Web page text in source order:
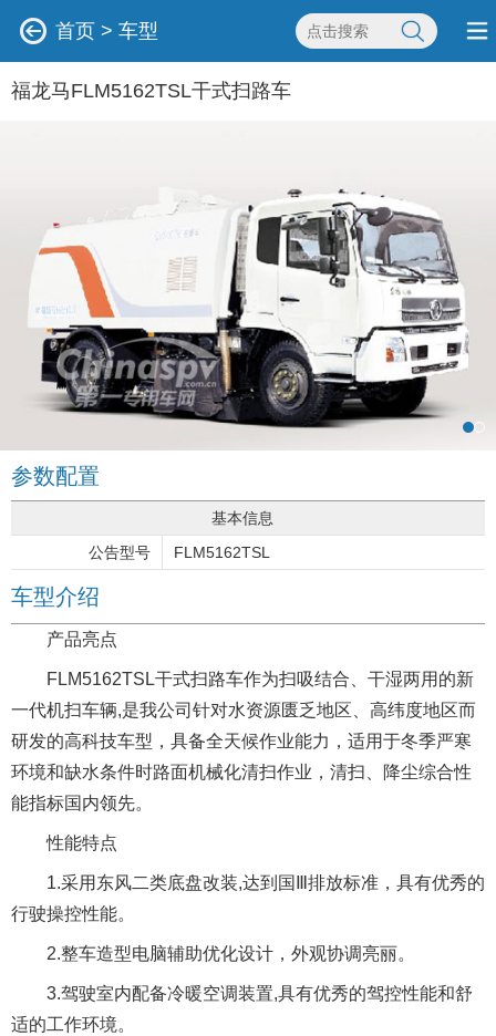
首页 > 车型
福龙马FLM5162TSL干式扫路车
参数配置
基本信息
公告型号
FLM5162TSL
车型介绍
产品亮点
FLM5162TSL干式扫路车作为扫吸结合、干湿两用的新
一代机扫车辆,是我公司针对水资源匮乏地区、高纬度地区而
研发的高科技车型，具备全天候作业能力，适用于冬季严寒
环境和缺水条件时路面机械化清扫作业，清扫、降尘综合性
能指标国内领先。
性能特点
1.采用东风二类底盘改装,达到国Ⅲ排放标准，具有优秀的
行驶操控性能。
2.整车造型电脑辅助优化设计，外观协调亮丽。
3.驾驶室内配备冷暖空调装置,具有优秀的驾控性能和舒
适的工作环境。